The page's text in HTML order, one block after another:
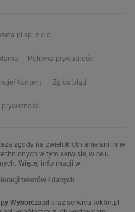
sp. z o.o.
Polityka prywatności
Kontent Zgłoś błąd
prywatności
zgody na zwielokrotnianie ani inne
w tym serwisie, w celu
Więcej informacji w
tekstów i danych
Wyborcza.pl oraz serwisu tokfm.pl